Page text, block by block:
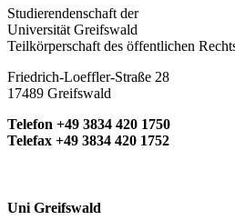
Studierendenschaft der
Universität Greifswald
Teilkörperschaft des öffentlichen
Friedrich-Loeffler-Straße 28
17489 Greifswald
Telefon +49 3834 420 1750
Telefax +49 3834 420 1752
Uni Greifswald